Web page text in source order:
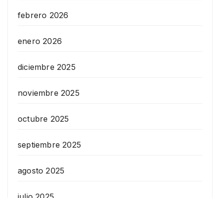
febrero 2026
enero 2026
diciembre 2025
noviembre 2025
octubre 2025
septiembre 2025
agosto 2025